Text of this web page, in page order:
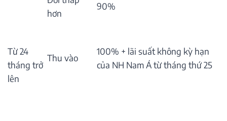
hơn
90%
Từ 24
tháng trở
lên
Thu vào
100% + lãi suất không kỳ hạn
của NH Nam Á từ tháng thứ 25